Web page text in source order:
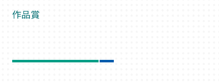
作品賞